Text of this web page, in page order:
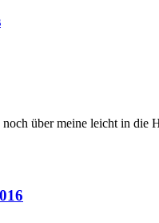
über meine leicht in